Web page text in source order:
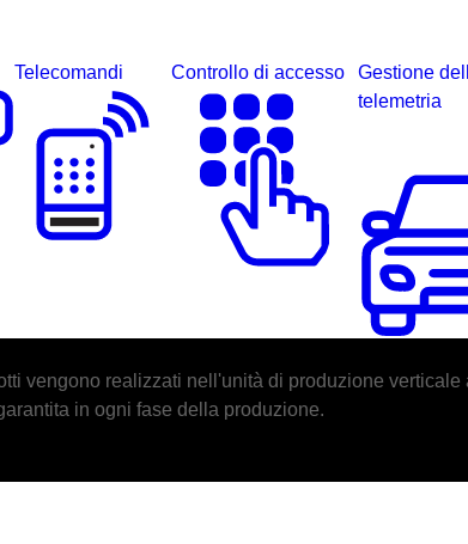
Telecomandi Controllo di accesso
Gestione
telemetria
vengono realizzati nell'unità di produzione verticale
in ogni fase della produzione.